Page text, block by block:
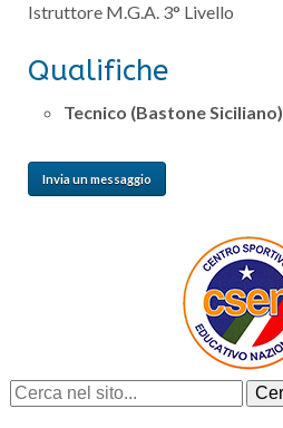
Istruttore M.G.A. 3° Livello
Qualifiche
Tecnico (Bastone Siciliano)
Invia un messaggio